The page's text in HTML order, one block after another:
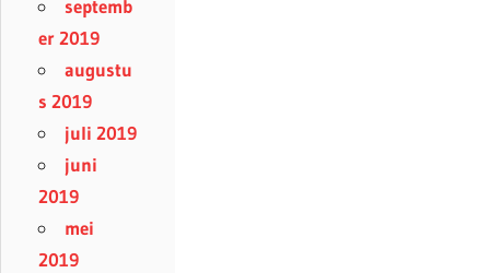
septemb
er 2019
augustu
s 2019
juli 2019
juni
2019
mei
2019